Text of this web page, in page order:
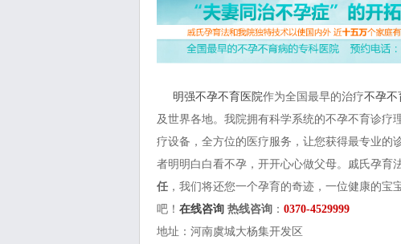
明强不孕不育医院作为全国最早的治疗不孕不
及世界各地。我院拥有科学系统的不孕不育诊疗
疗设备，全方位的医疗服务，让您获得最专业的
者明明白白看不孕，开开心心做父母。戚氏孕育
任 ，我们将还您一个孕育的奇迹，一位健康的
吧！ 在线咨询 热线咨询 ： 0370-4529999
地址：河南虞城大杨集开发区